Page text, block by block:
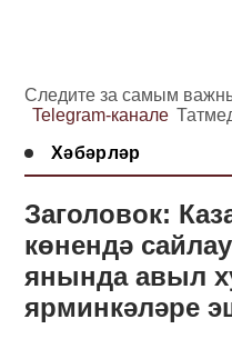
Следите за самым
Telegram-канале
Хәбәрләр
Заголовок:
көнендә
янында авыл
ярминкәләре